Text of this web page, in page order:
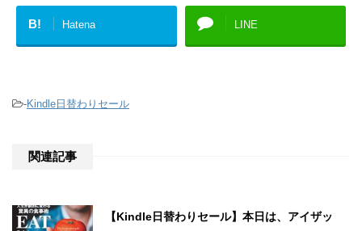
B! Hatena LINE
-Kindle日替わりセール
関連記事
【Kindle日替わりセール】本日は、アイザッ